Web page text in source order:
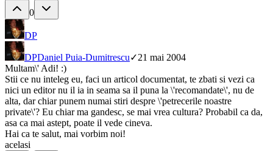
0
DP
DPDaniel Puia-Dumitrescu✓21 mai 2004
Multam\' Adi! :)
Stii ce nu inteleg eu, faci un articol documentat, te zbati si vezi ca
nici un editor nu il ia in seama sa il puna la \'recomandate\', nu de
alta, dar chiar punem numai stiri despre \'petrecerile noastre
private\'? Eu chiar ma gandesc, se mai vrea cultura? Probabil ca da,
asa ca mai astept, poate il vede cineva.
Hai ca te salut, mai vorbim noi!
acelasi